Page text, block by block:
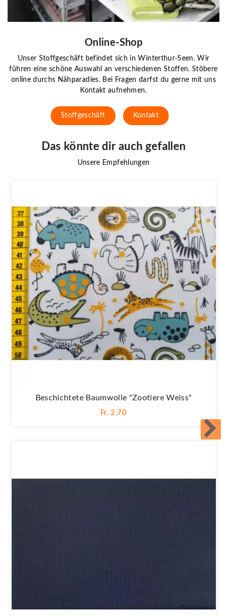
Online-Shop
Unser Stoffgeschäft befindet sich in Winterthur-Seen. Wir
führen eine schöne Auswahl an verschiedenen Stoffen. Stöbere
online durchs Nähparadies. Bei Fragen darfst du gerne mit uns
Kontakt aufnehmen.
Stoffgeschäft Kontakt
Das könnte dir auch gefallen
Unsere Empfehlungen
Beschichtete Baumwolle "Zootiere Weiss"
Fr. 2,70